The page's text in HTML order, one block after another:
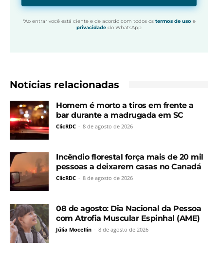
*Ao entrar você está ciente e de acordo com todos os termos de usoe
privacidade do WhatsApp
Notícias relacionadas
Homem é morto a tiros em frente a
bar durante a madrugada em SC
ClicRDC - 8 de agosto de 2026
Incêndio florestal força mais de 20 mil
pessoas a deixarem casas no Canadá
ClicRDC - 8 de agosto de 2026
08 de agosto: Dia Nacional da Pessoa
com Atrofia Muscular Espinhal (AME)
Júlia Mocellin - 8 de agosto de 2026